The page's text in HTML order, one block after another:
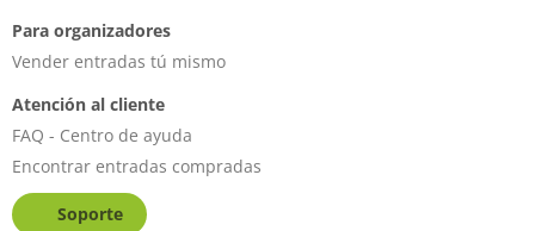
Para organizadores
Vender entradas tú mismo
Atención al cliente
FAQ - Centro de ayuda
Encontrar entradas compradas
Soporte